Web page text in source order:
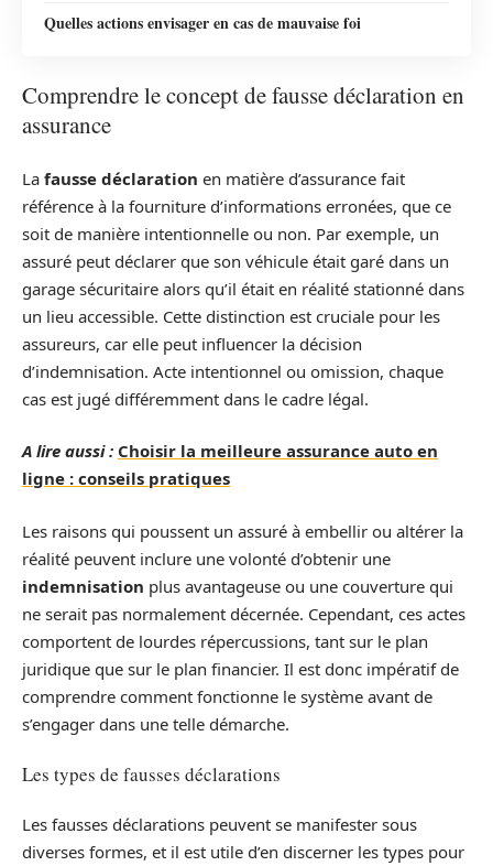
Quelles actions envisager en cas de mauvaise foi
Comprendre le concept de fausse déclaration en
assurance
La fausse déclaration en matière d’assurance fait
référence à la fourniture d’informations erronées, que ce
soit de manière intentionnelle ou non. Par exemple, un
assuré peut déclarer que son véhicule était garé dans un
garage sécuritaire alors qu’il était en réalité stationné dans
un lieu accessible. Cette distinction est cruciale pour les
assureurs, car elle peut influencer la décision
d’indemnisation. Acte intentionnel ou omission, chaque
cas est jugé différemment dans le cadre légal.
A lire aussi : Choisir la meilleure assurance auto en
ligne : conseils pratiques
Les raisons qui poussent un assuré à embellir ou altérer la
réalité peuvent inclure une volonté d’obtenir une
indemnisation plus avantageuse ou une couverture qui
ne serait pas normalement décernée. Cependant, ces actes
comportent de lourdes répercussions, tant sur le plan
juridique que sur le plan financier. Il est donc impératif de
comprendre comment fonctionne le système avant de
s’engager dans une telle démarche.
Les types de fausses déclarations
Les fausses déclarations peuvent se manifester sous
diverses formes, et il est utile d’en discerner les types pour